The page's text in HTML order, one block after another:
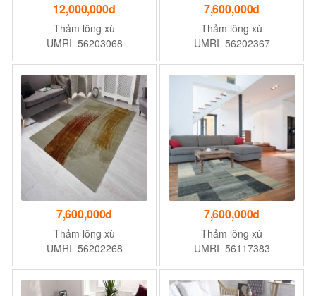
12,000,000đ
Thảm lông xù
UMRI_56203068
7,600,000đ
Thảm lông xù
UMRI_56202367
7,600,000đ
Thảm lông xù
UMRI_56202268
7,600,000đ
Thảm lông xù
UMRI_56117383